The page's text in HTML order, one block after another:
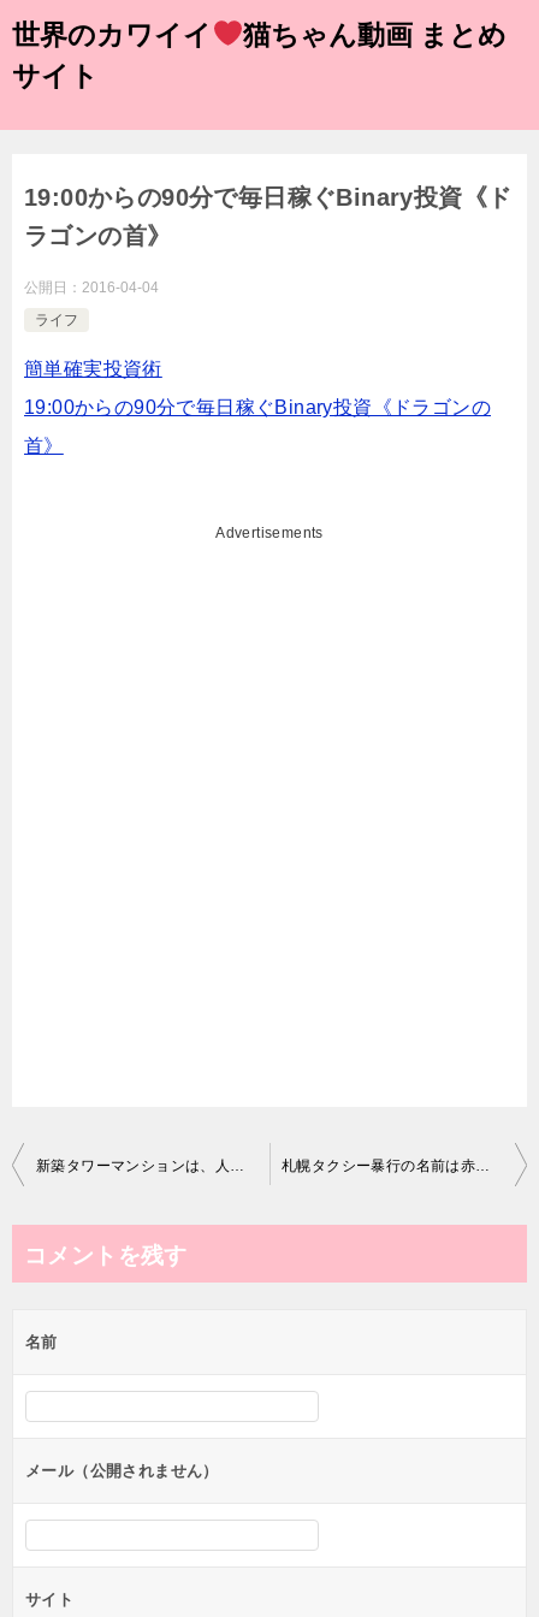
世界のカワイイ
猫ちゃん動画 まとめ
サイト
19:00からの90分で毎日稼ぐBinary投資《ド
ラゴンの首》
公開日： 2016-04-04
ライフ
簡単確実投資術
19:00からの90分で毎日稼ぐBinary投資《ドラゴンの
首》
Advertisements
投
ビ
ー
シ
ン
新築タワーマンションは、人生最悪の買い物です【不動産業者がバラす】 札幌タクシー暴行の名前は赤れんが法律事務所 杉山央 弁護士
コメントを残す
名前
メール（公開されません）
サイト